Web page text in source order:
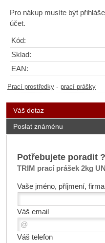
Pro nákup musíte být
účet.
Kód:
Sklad:
EAN:
Prací prostředky - prací prášky
Váš dotaz
Poslat známénu
Potřebujete poradit ?
TRIM prací prášek 2kg UNI
Vaše jméno, příjmení, firma
Váš email
Váš telefon